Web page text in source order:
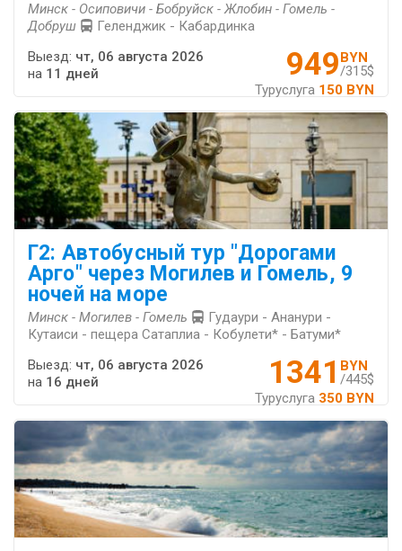
Минск - Осиповичи - Бобруйск - Жлобин - Гомель -
Добруш
Геленджик - Кабардинка
949BYN
/315$
Туруслуга 150 BYN
Выезд: чт, 06 августа 2026
на 11 дней
Г2: Автобусный тур "Дорогами
Арго" через Могилев и Гомель, 9
ночей на море
Минск - Могилев - Гомель
Гудаури - Ананури -
Кутаиси - пещера Сатаплиа - Кобулети* - Батуми*
1341 BYN
/445$
Туруслуга 350 BYN
Выезд: чт, 06 августа 2026
на 16 дней